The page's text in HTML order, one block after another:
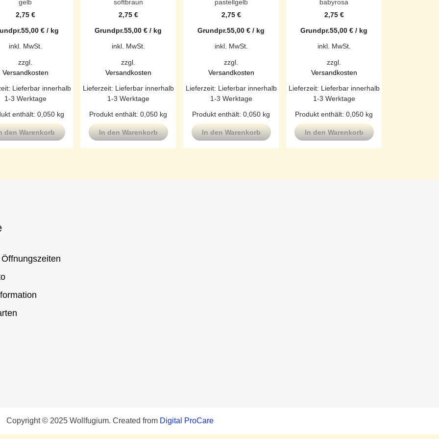
gelb
2,75 €
55,00 € / kg
inkl. MwSt.
zzgl.
Versandkosten
Lieferbar innerhalb
1-3 Werktage
enthält: 0,050 kg
den Warenkorb
softbraun
2,75 €
Grundpr.55,00 € / kg
inkl. MwSt.
zzgl.
Versandkosten
Lieferzeit: Lieferbar innerhalb
1-3 Werktage
Produkt enthält: 0,050 kg
In den Warenkorb
pastellgelb
2,75 €
Grundpr.55,00 € / kg
inkl. MwSt.
zzgl.
Versandkosten
Lieferzeit: Lieferbar innerhalb
1-3 Werktage
Produkt enthält: 0,050 kg
In den Warenkorb
babyrosa
2,75 €
Grundpr.55,00 € / kg
inkl. MwSt.
zzgl.
Versandkosten
Lieferzeit: Lieferbar innerhalb
1-3 Werktage
Produkt enthält: 0,050 kg
In den Warenkorb
Copyright © 2025 Wollfugium. Created from Digital ProCare